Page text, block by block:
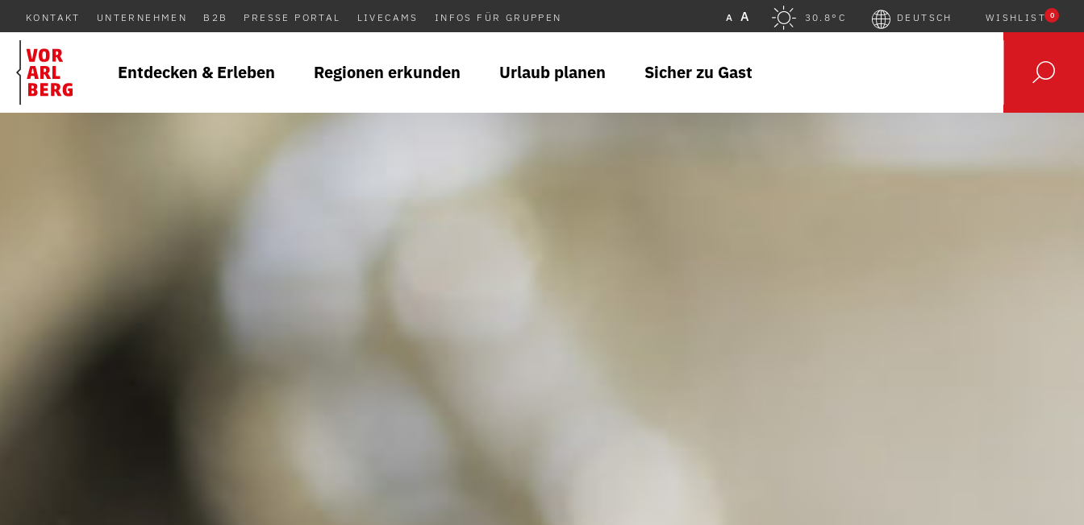
KONTAKT UNTERNEHMEN B2B PRESSE PORTAL LIVECAMS INFOS FÜR GRUPPEN A A 30.8°C DEUTSCH WISHLIST 0
Entdecken & Erleben Regionen erkunden Urlaub planen Sicher zu Gast